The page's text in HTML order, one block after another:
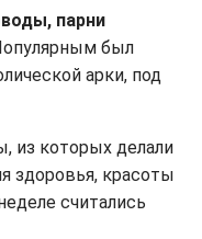
парни
был
арки, под
из которых делали
здоровья, красоты
считались